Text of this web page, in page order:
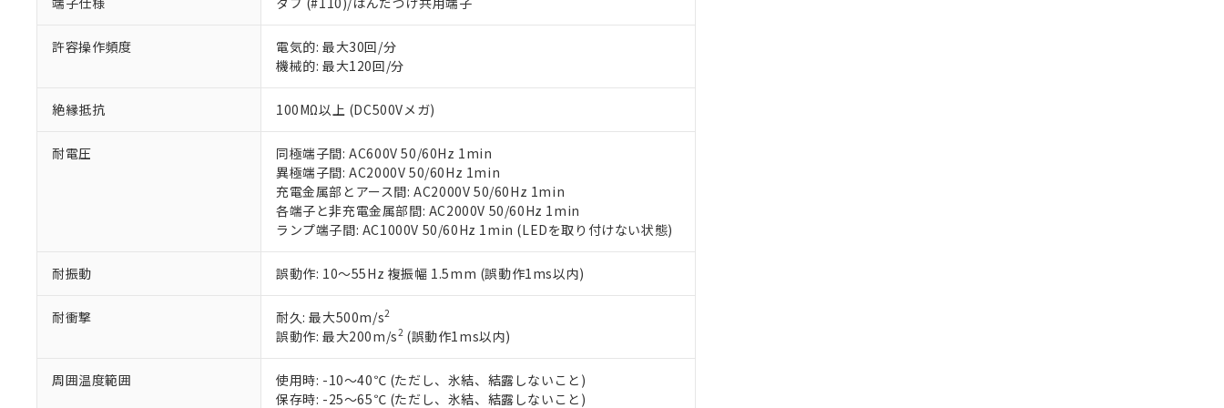
許容操作頻度
電気的: 最大30回/分
機械的: 最大120回/分
絶縁抵抗 100MΩ以上 (DC500Vメガ)
耐電圧
同極端子間: AC600V 50/60Hz 1min
異極端子間: AC2000V 50/60Hz 1min
充電金属部とアース間: AC2000V 50/60Hz 1min
各端子と非充電金属部間: AC2000V 50/60Hz 1min
ランプ端子間: AC1000V 50/60Hz 1min (LEDを取り付けない状態)
耐振動 誤動作: 10～55Hz 複振幅 1.5mm (誤動作1ms以内)
耐衝撃 耐久: 最大500m/s2
誤動作: 最大200m/s2(誤動作1ms以内)
周囲温度範囲
使用時: -10～40℃ (ただし、氷結、結露しないこと)
保存時: -25～65℃ (ただし、氷結、結露しないこと)
以下の条件をお読みいただき、同意のうえご利用ください。
本サービスは、当社制御機器事業取扱商品の当社在庫状況および標準価格(税抜)を提供させていただ
くものです。
当社制御機器事業取扱商品の中には、本サービスの対象外となる商品もあることをご了承ください。
在庫状況および標準価格照会結果は、記載している更新日時点での社内データに基づき作成されるも
のであり、閲覧された時点での実際の在庫および標準価格とは異なる場合があることをご了承くださ
い。
正式な納期状況および標準価格はお客様のお取引先、またはお客様担当のオムロン制御機器販売店・
当社販売員にご相談ください。
オムロン制御機器販売店や当社販売拠点は「販売ネットワーク
在庫状況および標準価格結果を当社の事前の承諾なく第三者に漏洩または開示しないようお願いしま
す。
マイパーツ機能（部品リスト作成サービス）をご利用いただくには、I-Webメンバーズにご登録され
お客様が当ウェブサイト上で当社にご登録された部品リストについて、当社および当社の共同利用者
が、当社の製品・サービスに関するお客様との取引・商談に必要な範囲で利用することをご了承くだ
さい。
※当社の共同利用者とは、 "個人情報の共同利用に関して"
いる法人を指します。
があります。
*EU RoHS指令（10物質）：
鉛(Pb) 1000ppm以下、 水銀(Hg) 1000ppm以下、 カドミウム(Cd) 100ppm以下、
六価クロム(Cr(Ⅵ)) 1000ppm以下、ポリ臭化ビフェニル類(PBB) 1000ppm以下、ポリ臭化ジフェニルエーテル類(PBDE) 1000ppm以下、
フタル酸ビス(2-エチルヘキシル) (DEHP)(別名：DOP) 1000ppm以下、フタル酸ブチルベンジル（BBP） 1000ppm以下、フタル酸ジブチ
ル（DBP） 1000ppm以下、フタル酸ジイソブチル (DIBP) 1000ppm以下
フタル酸エステル類の４物質については閾値を超える意図的な使用がないことを確認しています。
※2 対応予定月
部品在庫の切り替え状況などにより、予定月が前後することがあります。
※3 非含有証明書ダウンロード
下記の非含有証明書をダウンロードすることができます。
EU RoHS指令（10物質）の非含有証明書
※1 中国RoHS○×表
「○」：最大均質材料含有率が中国RoHSの基準値以下であることを示します。
「×」：最大均質材料含有率が中国RoHSの基準値を超えていることを示します。
「－」：未確認です。当社販売部門へお問い合わせください。
Cr(Ⅵ)(六価クロム) : 1000ppm、 PBBs(ポリ臭化ビフェニル類) : 1000ppm、 PBDEs(ポリ臭化ジフェニルエーテル類) : 1000ppm、
DBP(フタル酸ジブチル) : 1000ppm、 DIBP(フタル酸ジイソブチル) : 1000ppm、 BBP(フタル酸ブチルベンジル) : 1000ppm、
DEHP(フタル酸ビス(2-エチルヘキシル)) : 1000ppm
※2 環境保護使用期限
「ｅ」：有害物質（10物質）のすべてが基準値以下であることを示します。
「10」：通常の使用状況下において有害物質が外部に漏えいし、環境に深刻な影響を及ぼさない年数を意
味します。
「－」：未確認です。当社販売部門へお問い合わせください。
当社は、これら貴社製品のうち、外国為替および外国貿易法に定める商品（以下｢規制貨物等」とい
などの必要な手続きをとります。
当社は規制貨物を破棄する場合は、完全に破砕するなど、違法に輸出されないよう必要な手段を講じ
ます。
当社は貴社製品を、核兵器、ミサイル、化学兵器、生物兵器またはその他武器並びにこれらの製造装
置等に一切使用いたしません。
当社は、貴社製品を第三者に販売する場合は、上記1、2および3の内容を当該第三者に通知します。
また当社は、販売先および販売に係わる関係者が違法に輸出するおそれがある場合は、取り引きをい
たしません。
合意する
記
説明
○ 一定数以上の在庫あり
△ 一定数には満たないが在庫あり
－
在庫なし(最新の在庫状況については、お客様のお取引先、またはお客様担当のオムロン制御
機器販売店・当社販売員にご確認ください)
空
白
受注生産機種、また在庫状況の情報を公開していない機種